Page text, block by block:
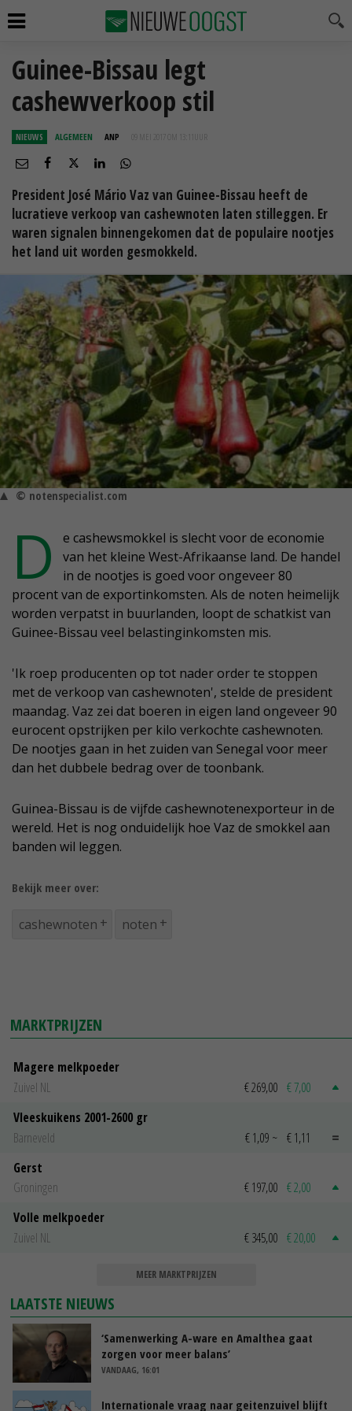
Guinee-Bissau legt
cashewverkoop stil
NIEUWS ALGEMEEN ANP 09 MEI 2017 OM 13:11
President José Mário Vaz van Guinee-Bissau heeft de
lucratieve verkoop van cashewnoten laten stilleggen. Er
waren signalen binnengekomen dat de populaire nootjes
het land uit worden gesmokkeld.
© notenspecialist.com
D
e cashewsmokkel is slecht voor de economie
van het kleine West-Afrikaanse land. De handel
in de nootjes is goed voor ongeveer 80
procent van de exportinkomsten. Als de noten heimelijk
worden verpatst in buurlanden, loopt de schatkist van
Guinee-Bissau veel belastinginkomsten mis.
'Ik roep producenten op tot nader order te stoppen
met de verkoop van cashewnoten', stelde de president
maandag. Vaz zei dat boeren in eigen land ongeveer 90
eurocent opstrijken per kilo verkochte cashewnoten.
De nootjes gaan in het zuiden van Senegal voor meer
dan het dubbele bedrag over de toonbank.
Guinea-Bissau is de vijfde cashewnotenexporteur in de
wereld. Het is nog onduidelijk hoe Vaz de smokkel aan
banden wil leggen.
Bekijk meer over:
cashewnoten noten
MARKTPRIJZEN
Magere melkpoeder
Zuivel NL
€ 269,00 € 7,00
Vleeskuikens 2001-2600 gr
Barneveld
€ 1,09 ~ € 1,11
Gerst
Groningen
€ 197,00 € 2,00
Volle melkpoeder
Zuivel NL
€ 345,00 € 20,00
MEER MARKTPRIJZEN
LAATSTE NIEUWS
‘Samenwerking A-ware en Amalthea gaat
zorgen voor meer balans’
VANDAAG, 16:01
Internationale vraag naar geitenzuivel blijft